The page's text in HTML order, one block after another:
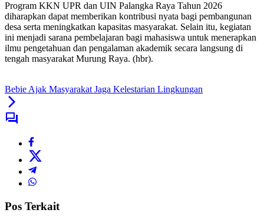
Program KKN UPR dan UIN Palangka Raya Tahun 2026
diharapkan dapat memberikan kontribusi nyata bagi pembangunan
desa serta meningkatkan kapasitas masyarakat. Selain itu, kegiatan
ini menjadi sarana pembelajaran bagi mahasiswa untuk menerapkan
ilmu pengetahuan dan pengalaman akademik secara langsung di
tengah masyarakat Murung Raya. (hbr).
Bebie Ajak Masyarakat Jaga Kelestarian Lingkungan
Pos Terkait